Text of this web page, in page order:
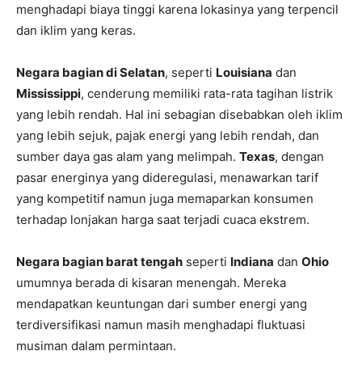
menghadapi biaya tinggi karena lokasinya yang terpencil
dan iklim yang keras.
Negara bagian di Selatan, seperti Louisiana dan
Mississippi, cenderung memiliki rata-rata tagihan listrik
yang lebih rendah. Hal ini sebagian disebabkan oleh iklim
yang lebih sejuk, pajak energi yang lebih rendah, dan
sumber daya gas alam yang melimpah. Texas, dengan
pasar energinya yang dideregulasi, menawarkan tarif
yang kompetitif namun juga memaparkan konsumen
terhadap lonjakan harga saat terjadi cuaca ekstrem.
Negara bagian barat tengah seperti Indiana dan Ohio
umumnya berada di kisaran menengah. Mereka
mendapatkan keuntungan dari sumber energi yang
terdiversifikasi namun masih menghadapi fluktuasi
musiman dalam permintaan.